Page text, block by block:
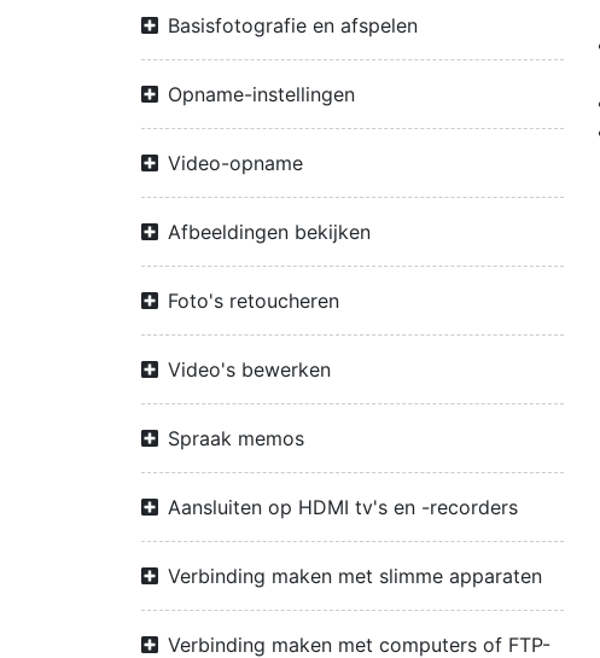
Basisfotografie en afspelen
Opname-instellingen
Video-opname
Afbeeldingen bekijken
Foto's retoucheren
Video's bewerken
Spraak memos
Aansluiten op HDMI tv's en -recorders
Verbinding maken met slimme apparaten
Verbinding maken met computers of FTP-